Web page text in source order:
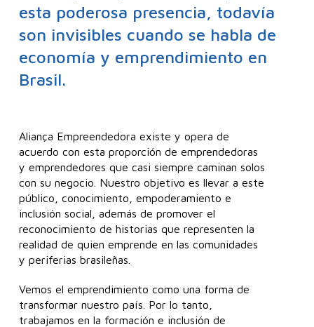
esta poderosa presencia, todavía
son invisibles cuando se habla de
economía y emprendimiento en
Brasil.
Aliança Empreendedora existe y opera de
acuerdo con esta proporción de emprendedoras
y emprendedores que casi siempre caminan solos
con su negocio. Nuestro objetivo es llevar a este
público, conocimiento, empoderamiento e
inclusión social, además de promover el
reconocimiento de historias que representen la
realidad de quien emprende en las comunidades
y periferias brasileñas.
Vemos el emprendimiento como una forma de
transformar nuestro país. Por lo tanto,
trabajamos en la formación e inclusión de